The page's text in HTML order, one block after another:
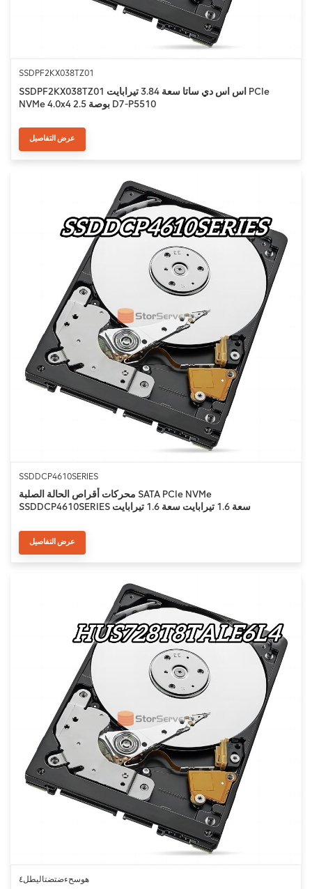
SSDPF2KX038TZ01
SSDPF2KX038TZ01 اس اس دي ساتا سعة 3.84 تيرابايت PCIe
NVMe 4.0x4 2.5 بوصة D7-P5510
عرض التفاصيل
SSDDCP4610SERIES
محركات أقراص الحالة الصلبة SATA PCIe NVMe
SSDDCP4610SERIES سعة 1.6 تيرابايت سعة 1.6 تيرابايت
عرض التفاصيل
هوسحءضتضتاليطل٤